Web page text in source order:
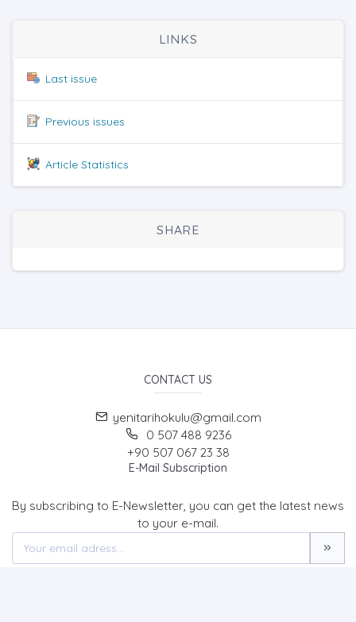
LINKS
Last issue
Previous issues
Article Statistics
SHARE
CONTACT US
yenitarihokulu@gmail.com
0 507 488 9236
+90 507 067 23 38
E-Mail Subscription
By subscribing to E-Newsletter, you can get the latest news
to your e-mail.